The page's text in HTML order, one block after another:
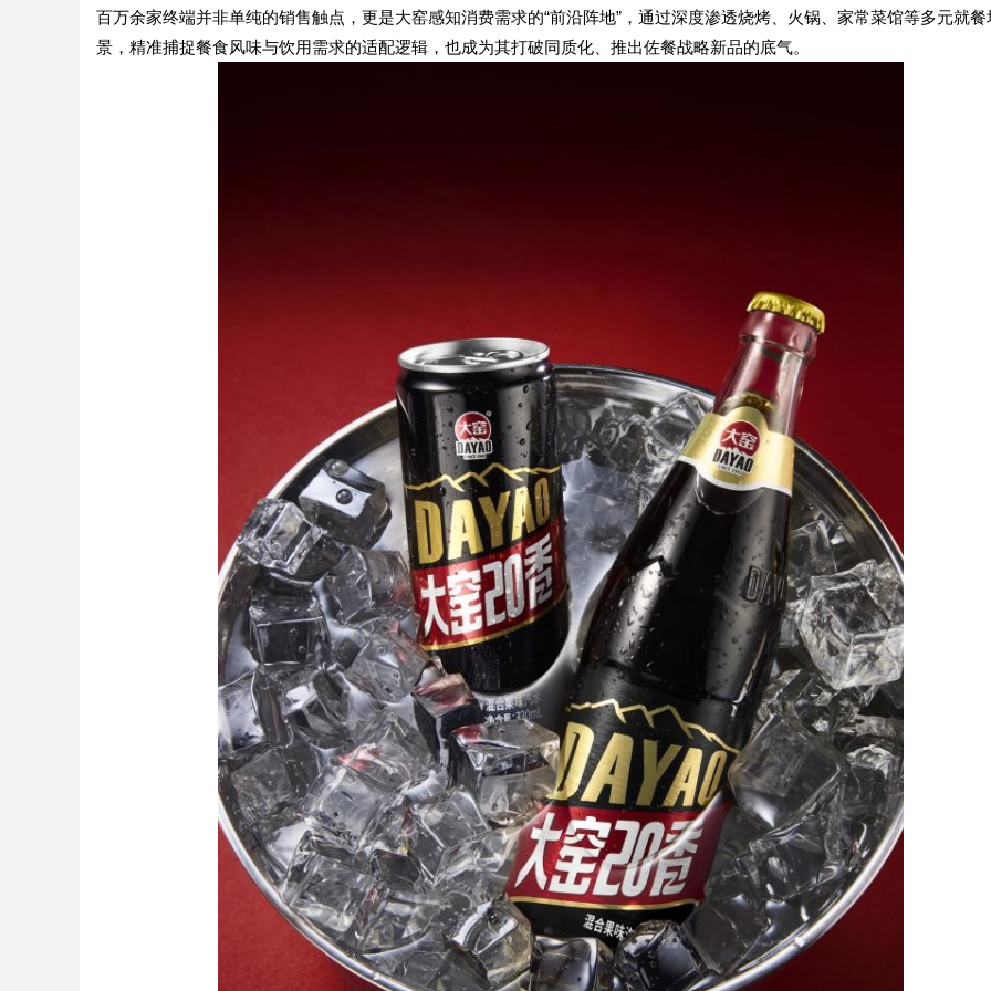
百万余家终端并非单纯的销售触点，更是大窑感知消费需求的“前沿阵地”，通过深度渗透烧烤、火锅、家常菜馆等多元就餐
景，精准捕捉餐食风味与饮用需求的适配逻辑，也成为其打破同质化、推出佐餐战略新品的底气。